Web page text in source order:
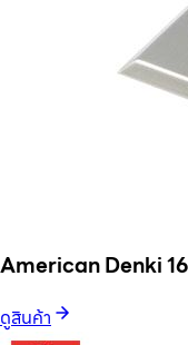
American Denki
ดูสินค้า